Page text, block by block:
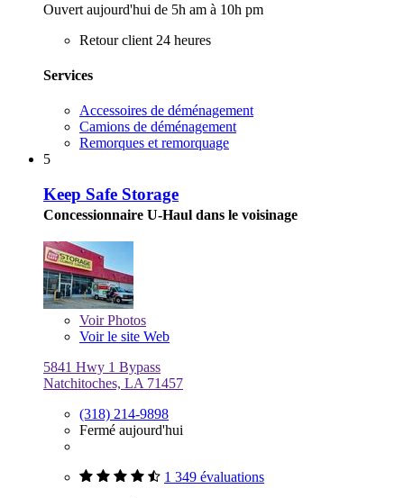
Ouvert aujourd'hui de 5h am à 10h pm
Retour client 24 heures
Services
Accessoires de déménagement
Camions de déménagement
Remorques et remorquage
5
Keep Safe Storage
Concessionnaire U-Haul dans le voisinage
VoirPhotos
Voir le site Web
5841 Hwy 1 Bypass
Natchitoches, LA 71457
(318) 214-9898
Fermé aujourd'hui
1 349 évaluations